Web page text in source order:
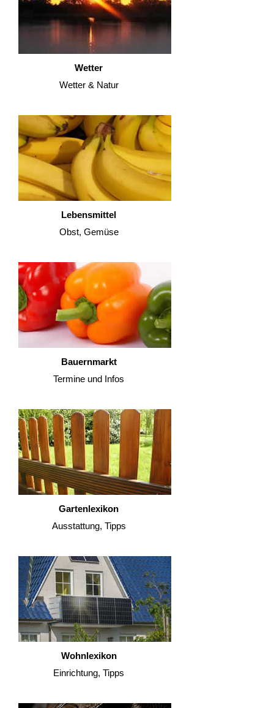
Wetter
Wetter & Natur
Lebensmittel
Obst, Gemüse
Bauernmarkt
Termine und Infos
Gartenlexikon
Ausstattung, Tipps
Wohnlexikon
Einrichtung, Tipps